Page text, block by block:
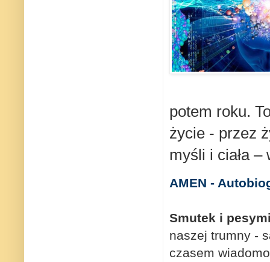
potem roku.
życie - przez
myśli i ciała –
AMEN -
Smutek i
naszej trumny -
czasem